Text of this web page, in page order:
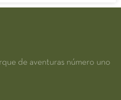
de aventuras número uno